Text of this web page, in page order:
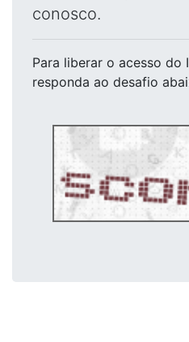
conosco.
Para liberar o acesso do
responda ao desafio